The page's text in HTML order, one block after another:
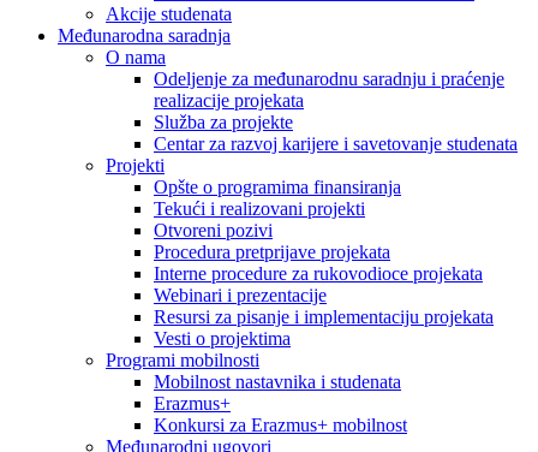
Akcije studenata
Međunarodna saradnja
O nama
Odeljenje za međunarodnu saradnju i praćenje
realizacije projekata
Služba za projekte
Centar za razvoj karijere i savetovanje studenata
Projekti
Opšte o programima finansiranja
Tekući i realizovani projekti
Otvoreni pozivi
Procedura pretprijave projekata
Interne procedure za rukovodioce projekata
Webinari i prezentacije
Resursi za pisanje i implementaciju projekata
Vesti o projektima
Programi mobilnosti
Mobilnost nastavnika i studenata
Erazmus+
Konkursi za Erazmus+ mobilnost
Međunarodni ugovori